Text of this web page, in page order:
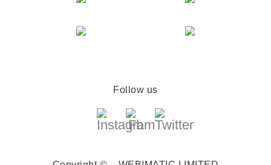
Follow us